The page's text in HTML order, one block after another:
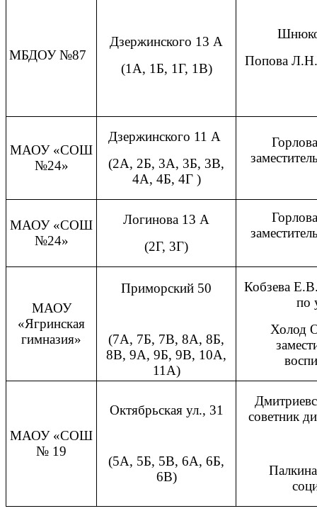
МБДОУ №87
Дзержинского 13 А
(1А, 1Б, 1Г, 1В)
Попова Л.Н.,
МАОУ «СОШ
№24»
Дзержинского 11 А
(2А, 2Б, 3А, 3Б, 3В,
4А, 4Б, 4Г )
МАОУ «СОШ
№24»
Логинова 13 А
(2Г, 3Г)
МАОУ
«Ягринская
гимназия»
Приморский 50
(7А, 7Б, 7В, 8А, 8Б,
8В, 9А, 9Б, 9В, 10А,
11А)
Кобзева
по
Холод
МАОУ «СОШ
№ 19
Октябрьская ул., 31
(5А, 5Б, 5В, 6А, 6Б,
6В)
советник